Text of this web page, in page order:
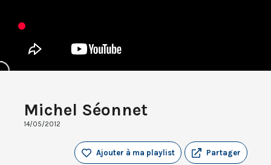
Michel Séonnet
14/05/2012
Partager
Ajouter à ma playlist